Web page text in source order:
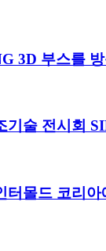
3D 부스를
기술 전시회
터몰드 코리